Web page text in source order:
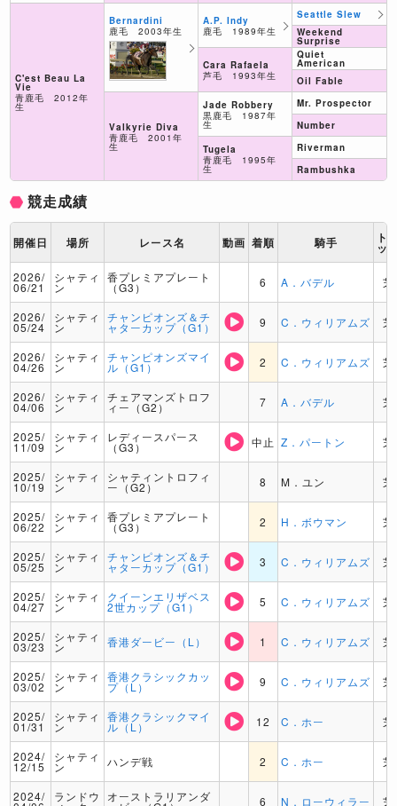
C'est Beau La
Vie
青鹿毛 2012年
生
Bernardini
鹿毛 2003年生
Valkyrie Diva
青鹿毛 2001年
生
A.P. Indy
鹿毛 1989年生
Cara Rafaela
芦毛 1993年生
Jade Robbery
黒鹿毛 1987年
生
Tugela
青鹿毛 1995年
生
Seattle Slew
Weekend
Surprise
Quiet
American
Oil Fable
Mr. Prospector
Number
Riverman
Rambushka
競走成績
開催日 場所 レース名 動画 着順 騎手 ト
ッ
2026/
06/21
シャティ
ン
香プレミアプレート
（G3） 6 A．バデル 芝
2026/
05/24
シャティ
ン
チャンピオンズ＆チ
ャターカップ（G1） 9 C．ウィリアムズ 芝
2026/
04/26
シャティ
ン
チャンピオンズマイ
ル（G1） 2 C．ウィリアムズ 芝
2026/
04/06
シャティ
ン
チェアマンズトロフ
ィー（G2） 7 A．バデル 芝
2025/
11/09
シャティ
ン
レディースパース
（G3） 中止 Z．パートン 芝
2025/
10/19
シャティ
ン
シャティントロフィ
ー（G2） 8 M．ユン 芝
2025/
06/22
シャティ
ン
香プレミアプレート
（G3） 2 H．ボウマン 芝
2025/
05/25
シャティ
ン
チャンピオンズ＆チ
ャターカップ（G1） 3 C．ウィリアムズ 芝
2025/
04/27
シャティ
ン
クイーンエリザベス
2世カップ（G1） 5 C．ウィリアムズ 芝
2025/
03/23
シャティ
ン 香港ダービー（L） 1 C．ウィリアムズ 芝
2025/
03/02
シャティ
ン
香港クラシックカッ
プ（L） 9 C．ウィリアムズ 芝
2025/
01/31
シャティ
ン
香港クラシックマイ
ル（L） 12 C．ホー 芝
2024/
12/15
シャティ
ン ハンデ戦 2 C．ホー 芝
2024/ ランドウ オーストラリアンダ 6 N．ローウィラー 芝